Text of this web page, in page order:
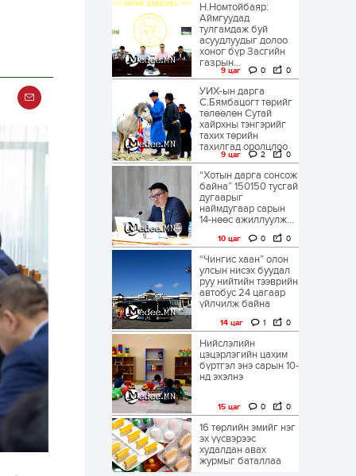
Н.Номтойбаяр:
Аймгуудад
тулгамдаж буй
асуудлуудыг долоо
хоног бүр Засгийн
газрын...
9 цаг 0 0
УИХ-ын дарга
С.Бямбацогт төрийг
төлөөлөн Сутай
хайрхны тэнгэрийг
тахих төрийн
тахилгад оролцлоо
9 цаг 2 0
“Хотын дарга сонсож
байна” 150150 тусгай
дугаарыг
наймдугаар сарын
14-нөөс ажиллуулж...
10 цаг 0 0
“Чингис хаан” олон
улсын нисэх буудал
руу нийтийн тээврийн
автобус 24 цагаар
үйлчилж байна
14 цаг 1 0
Нийслэлийн
цэцэрлэгийн цахим
бүртгэл энэ сарын 10-
нд эхэлнэ
15 цаг 0 0
16 төрлийн эмийг нэг
эх үүсвэрээс
худалдан авах
журмыг баталлаа